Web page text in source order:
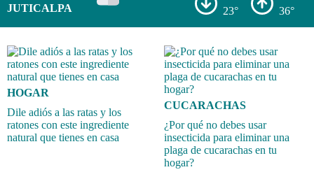
JUTICALPA 23° 36°
HOGAR
Dile adiós a las ratas y los
ratones con este ingrediente
natural que tienes en casa
CUCARACHAS
¿Por qué no debes usar
insecticida para eliminar una
plaga de cucarachas en tu
hogar?